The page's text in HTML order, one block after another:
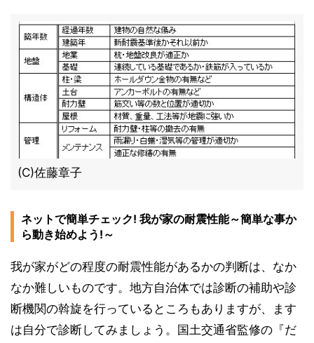
(C)佐藤章子
ネットで簡単チェック! 我が家の耐震性能～簡単な事か
ら動き始めよう!～
我が家がどの程度の耐震性能があるかの判断は、なか
なか難しいものです。地方自治体では診断の補助や診
断機関の斡旋を行っているところもありますが、ます
は自分で診断してみましょう。国土交通省監修の『だ